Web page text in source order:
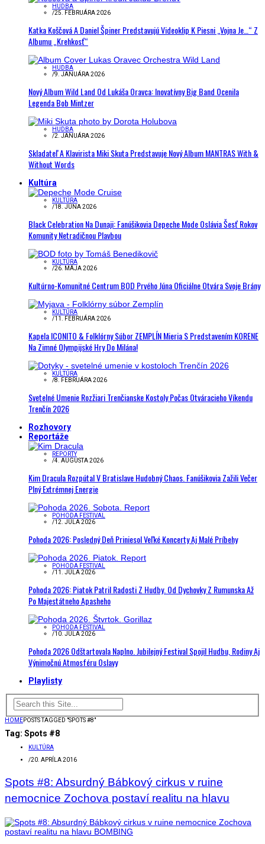
HUDBA
/25. FEBRUÁRA 2026
Katka Koščová A Daniel Špiner Predstavujú Videoklip K Piesni „Vojna Je…“ Z
Albumu „Krehkosť“
HUDBA
/9. JANUÁRA 2026
Nový Album Wild Land Od Lukáša Oravca: Inovatívny Big Band Ocenila
Legenda Bob Mintzer
HUDBA
/2. JANUÁRA 2026
Skladateľ A Klavirista Miki Skuta Predstavuje Nový Album MANTRAS With &
Without Words
Kultúra
KULTÚRA
/18. JÚNA 2026
Black Celebration Na Dunaji: Fanúšikovia Depeche Mode Oslávia Šesť Rokov
Komunity Netradičnou Plavbou
KULTÚRA
/26. MÁJA 2026
Kultúrno-Komunitné Centrum BOD Prvého Júna Oficiálne Otvára Svoje Brány
KULTÚRA
/11. FEBRUÁRA 2026
Kapela ICONITO & Folklórny Súbor ZEMPLÍN Mieria S Predstavením KORENE
Na Zimné Olympijské Hry Do Milána!
KULTÚRA
/8. FEBRUÁRA 2026
Svetelné Umenie Rozžiari Trenčianske Kostoly Počas Otváracieho Víkendu
Trenčín 2026
Rozhovory
Reportáže
REPORTY
/4. AUGUSTA 2026
Kim Dracula Rozpútal V Bratislave Hudobný Chaos. Fanúšikovia Zažili Večer
Plný Extrémnej Energie
POHODA FESTIVAL
/12. JÚLA 2026
Pohoda 2026: Posledný Deň Priniesol Veľké Koncerty Aj Malé Príbehy
POHODA FESTIVAL
/11. JÚLA 2026
Pohoda 2026: Piatok Patril Radosti Z Hudby. Od Dychovky Z Rumunska Až
Po Majestátneho Apasheho
POHODA FESTIVAL
/10. JÚLA 2026
Pohoda 2026 Odštartovala Naplno. Jubilejný Festival Spojil Hudbu, Rodiny Aj
Výnimočnú Atmosféru Oslavy
Playlisty
HOMEPOSTS TAGGED "SPOTS #8"
Tag: Spots #8
KULTÚRA
/20. APRÍLA 2016
Spots #8: Absurdný Bábkový cirkus v ruine
nemocnice Zochova postaví realitu na hlavu